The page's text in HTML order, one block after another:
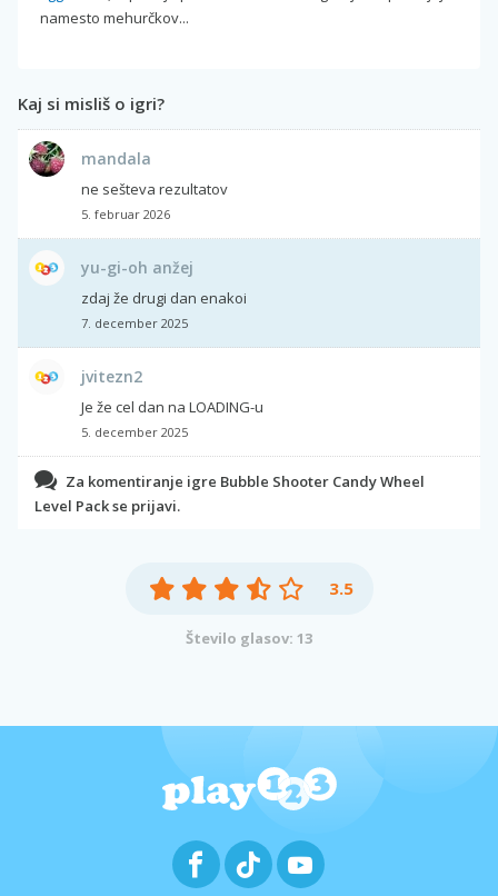
namesto mehurčkov...
Kaj si misliš o igri?
mandala
ne sešteva rezultatov
5. februar 2026
yu-gi-oh anžej
zdaj že drugi dan enakoi
7. december 2025
jvitezn2
Je že cel dan na LOADING-u
5. december 2025
Za komentiranje igre Bubble Shooter Candy Wheel
Level Pack se prijavi.
3.5
Število glasov: 13